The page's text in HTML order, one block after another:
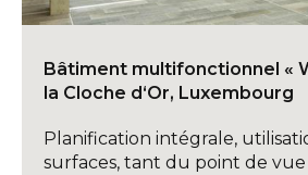
Bâtiment multifonctionnel «
la Cloche d‘Or, Luxembourg
Planification intégrale,
surfaces, tant du point de